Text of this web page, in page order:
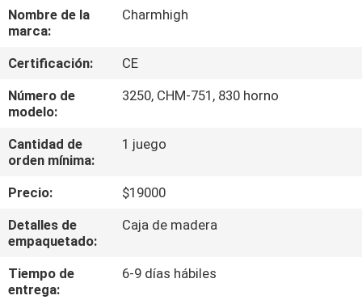
SOBRE
NOSOTROS
VISITA
A
LA
CONTROL
CALIDAD
Nombre de la
marca:
Charmhigh
Certificación:
CE
Número de
modelo:
3250, CHM-751, 830 horno
Cantidad de
orden mínima:
1 juego
Precio:
$19000
Detalles de
empaquetado:
Caja de madera
Tiempo de
entrega:
6-9 días hábiles